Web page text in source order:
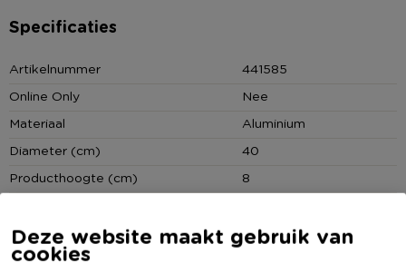
Deze website maakt gebruik van
cookies
sfeervolle uitstraling krijgt. Het kaarsenplateau heeft een
in de schaal kan plaatsen. Zo kan je bijvoorbeeld de kaarsen
ook combineren met een klein windlicht in het midden of met
De diameter van de binnenkant is ongeveer 40 cm. De hoogte
van het kaarsenplateau is 8 cm. Aan de onderzijde van het
wanneer deze wordt verschoven.
Specificaties
Artikelnummer
441585
Online Only
Nee
Materiaal
Aluminium
Diameter (cm)
40
Producthoogte (cm)
8
Duurzaamheidsscore
(Nog) geen score
bekend